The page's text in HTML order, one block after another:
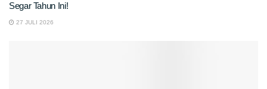
Segar Tahun Ini!
27 JULI 2026